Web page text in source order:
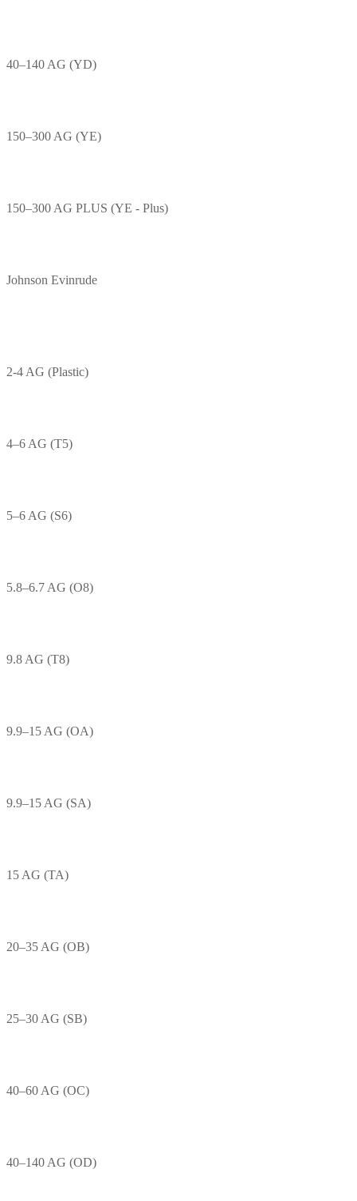
40–140 AG (YD)
150–300 AG (YE)
150–300 AG PLUS (YE - Plus)
Johnson Evinrude
2-4 AG (Plastic)
4–6 AG (T5)
5–6 AG (S6)
5.8–6.7 AG (O8)
9.8 AG (T8)
9.9–15 AG (OA)
9.9–15 AG (SA)
15 AG (TA)
20–35 AG (OB)
25–30 AG (SB)
40–60 AG (OC)
40–140 AG (OD)